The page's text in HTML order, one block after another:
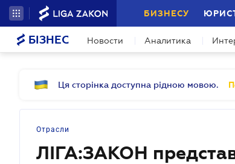
БИЗНЕСУ
БІЗНЕС Новости Аналитика
Ця сторінка доступна рідною мовою.
Отрасли
ЛІГА:ЗАКОН